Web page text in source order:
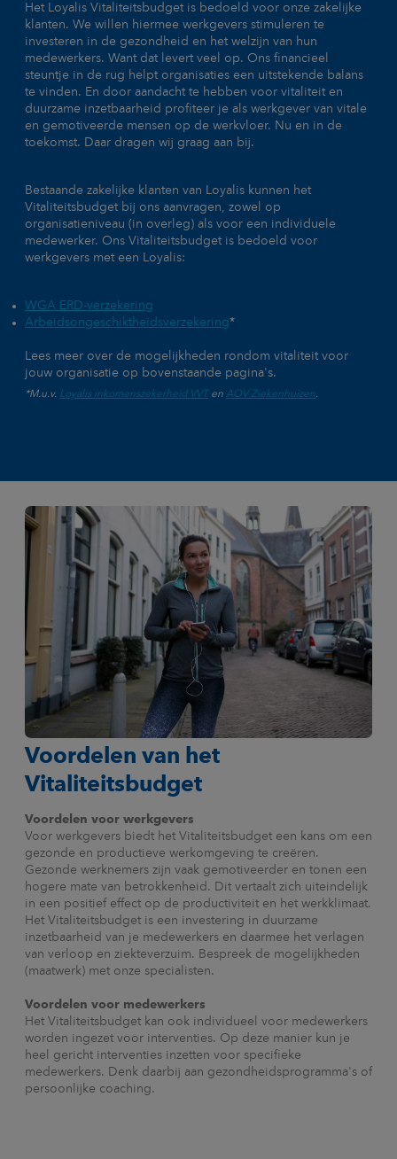
Het Loyalis Vitaliteitsbudget is bedoeld voor onze zakelijke
klanten. We willen hiermee werkgevers stimuleren te
investeren in de gezondheid en het welzijn van hun
medewerkers. Want dat levert veel op. Ons financieel
steuntje in de rug helpt organisaties een uitstekende balans
te vinden. En door aandacht te hebben voor vitaliteit en
duurzame inzetbaarheid profiteer je als werkgever van vitale
en gemotiveerde mensen op de werkvloer. Nu en in de
toekomst. Daar dragen wij graag aan bij.
Bestaande zakelijke klanten van Loyalis kunnen het
Vitaliteitsbudget bij ons aanvragen, zowel op
organisatieniveau (in overleg) als voor een individuele
medewerker. Ons Vitaliteitsbudget is bedoeld voor
werkgevers met een Loyalis:
WGA ERD-verzekering
Arbeidsongeschiktheidsverzekering*
Lees meer over de mogelijkheden rondom vitaliteit voor
jouw organisatie op bovenstaande pagina's.
*M.u.v. Loyalis inkomenszekerheid VVT en AOV Ziekenhuizen.
Voordelen van het
Vitaliteitsbudget
Voordelen voor werkgevers
Voor werkgevers biedt het Vitaliteitsbudget een kans om een
gezonde en productieve werkomgeving te creëren.
Gezonde werknemers zijn vaak gemotiveerder en tonen een
hogere mate van betrokkenheid. Dit vertaalt zich uiteindelijk
in een positief effect op de productiviteit en het werkklimaat.
Het Vitaliteitsbudget is een investering in duurzame
inzetbaarheid van je medewerkers en daarmee het verlagen
van verloop en ziekteverzuim. Bespreek de mogelijkheden
(maatwerk) met onze specialisten.
Voordelen voor medewerkers
Het Vitaliteitsbudget kan ook individueel voor medewerkers
worden ingezet voor interventies. Op deze manier kun je
heel gericht interventies inzetten voor specifieke
medewerkers. Denk daarbij aan gezondheidsprogramma's of
persoonlijke coaching.